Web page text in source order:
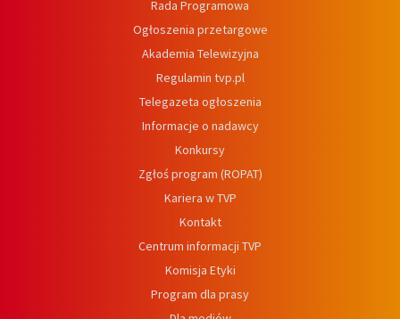
Rada Programowa
Ogłoszenia przetargowe
Akademia Telewizyjna
Regulamin tvp.pl
Telegazeta ogłoszenia
Informacje o nadawcy
Konkursy
Zgłoś program (ROPAT)
Kariera w TVP
Kontakt
Centrum informacji TVP
Komisja Etyki
Program dla prasy